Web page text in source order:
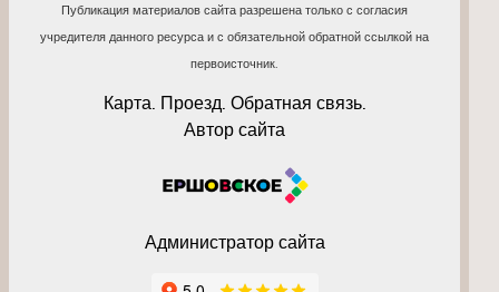
Публикация материалов сайта разрешена только с согласия
учредителя данного ресурса и с обязательной обратной ссылкой на
первоисточник.
Карта. Проезд. Обратная связь.
Автор сайта
Администратор сайта